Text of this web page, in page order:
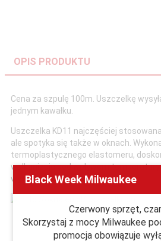
OPIS PRODUKTU
Cena za szpulę 100m. Uszczelkę
jednym kawałku.
Uszczelka KD11 najczęściej
ale spotyka się także w oknach.
termoplastycznego elastomeru,
wulkanizuje pod wpływem
wytrzymałość przez wiele lat.
Black Week Milwaukee
Czerwony sprzęt,
Skorzystaj z mocy Milwaukee
promocja obowiązuje